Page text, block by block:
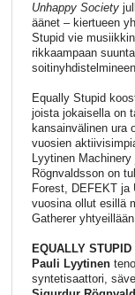
Unhappy Society
äänet – kiertueen
Stupid vie
rikkaampaan
Equally Stupid
joista jokaisella on
kansainvälinen ura
vuosien
Lyytinen Machinery
Rögnvaldsson on
Forest, DEFEKT ja
vuosina ollut esillä
Gatherer yhtyeillään.
EQUALLY STUPID
Pauli Lyytinen
syntetisaattori,